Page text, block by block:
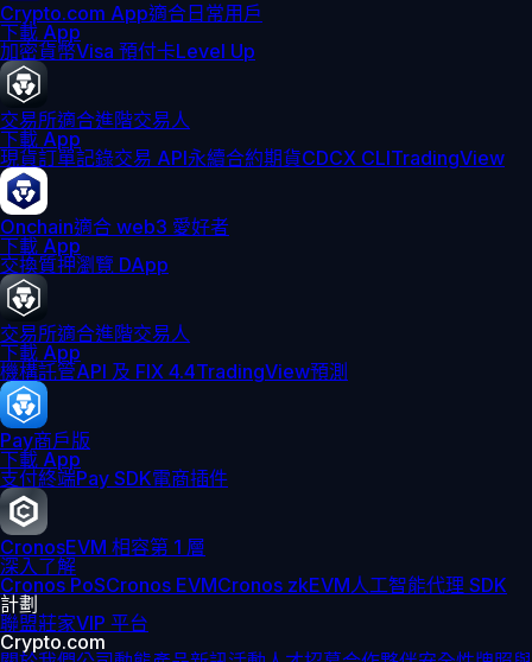
Crypto.com App適合日常用戶
下載 App
加密貨幣Visa 預付卡Level Up
交易所適合進階交易人
下載 App
現貨訂單記錄交易 API永續合約期貨CDCX CLITradingView
Onchain適合 web3 愛好者
下載 App
交換質押瀏覽 DApp
交易所適合進階交易人
下載 App
機構託管API 及 FIX 4.4TradingView預測
Pay商戶版
下載 App
支付終端Pay SDK電商插件
CronosEVM 相容第 1 層
深入了解
Cronos PoSCronos EVMCronos zkEVM人工智能代理 SDK
計劃
聯盟莊家VIP 平台
Crypto.com